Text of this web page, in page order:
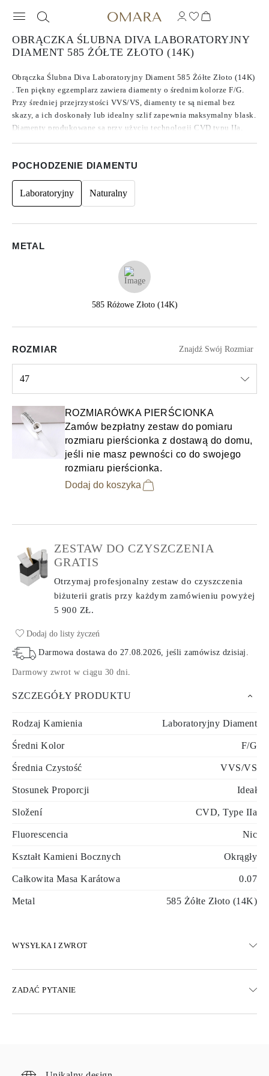
OBRĄCZKA ŚLUBNA DIVA LABORATORYJNY
DIAMENT 585 ŻÓŁTE ZŁOTO (14K)
Obrączka Ślubna Diva Laboratoryjny Diament 585 Żółte Złoto (14K)
. Ten piękny egzemplarz zawiera diamenty o średnim kolorze F/G.
Przy średniej przejrzystości VVS/VS, diamenty te są niemal bez
skazy, a ich doskonały lub idealny szlif zapewnia maksymalny blask.
Diamenty produkowane są przy użyciu technologii CVD typu IIa,
POCHODZENIE DIAMENTU
Laboratoryjny Naturalny
METAL
585 Różowe Złoto (14K)
ROZMIAR Znajdź Swój Rozmiar
47
ROZMIARÓWKA PIERŚCIONKA
Zamów bezpłatny zestaw do pomiaru
rozmiaru pierścionka z dostawą do domu,
jeśli nie masz pewności co do swojego
rozmiaru pierścionka.
Dodaj do koszyka
ZESTAW DO CZYSZCZENIA
GRATIS
Otrzymaj profesjonalny zestaw do czyszczenia
biżuterii gratis przy każdym zamówieniupowyżej
5 900 ZŁ.
Dodaj do listy życzeń
Darmowa dostawa do 27.08.2026, jeśli zamówisz dzisiaj .
Darmowy zwrot w ciągu 30 dni.
SZCZEGÓŁY PRODUKTU
Rodzaj Kamienia Laboratoryjny Diament
Średni Kolor F/G
Średnia Czystość VVS/VS
Stosunek Proporcji Ideał
Složení CVD, Type IIa
Fluorescencia Nic
Kształt Kamieni Bocznych Okrągły
Całkowita Masa Karátowa 0.07
Metal 585 Żółte Złoto (14K)
WYSYŁKA I ZWROT
Dostępne są również opcje dostawy ekspresowej
ZADAĆ PYTANIE